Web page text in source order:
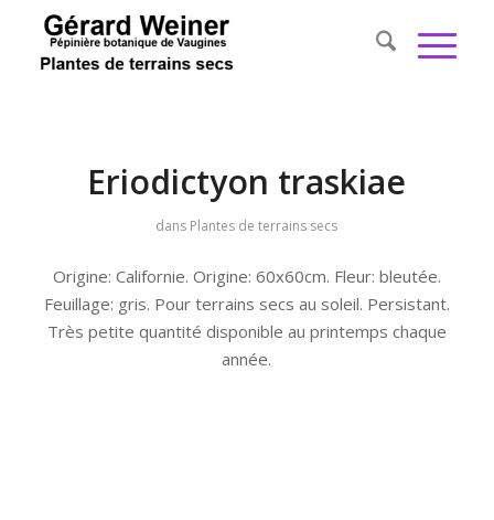
Eriodictyon traskiae
dans Plantes de terrains secs
Origine: Californie. Origine: 60x60cm. Fleur: bleutée.
Feuillage: gris. Pour terrains secs au soleil. Persistant.
Très petite quantité disponible au printemps chaque
année.